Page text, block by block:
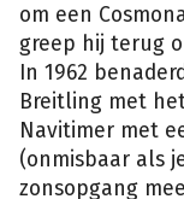
om een
greep hij terug
In 1962
Breitling met
Navitimer met
(onmisbaar als
zonsopgang